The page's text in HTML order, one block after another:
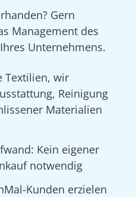
Gern
Management des
Unternehmens.
Textilien, wir
Reinigung
Materialien
Kein eigener
notwendig
Kunden erzielen